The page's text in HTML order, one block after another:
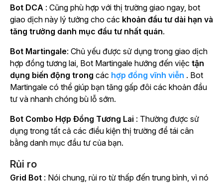
Bot DCA : Cũng phù hợp với thị trường giao ngay, bot
giao dịch này lý tưởng cho các khoản đầu tư dài hạn và
tăng trưởng danh mục đầu tư nhất quán.
Bot Martingale: Chủ yếu được sử dụng trong giao dịch
hợp đồng tương lai, Bot Martingale hướng đến việc tận
dụng biến động trong các hợp đồng vĩnh viễn . Bot
Martingale có thể giúp bạn tăng gấp đôi các khoản đầu
tư và nhanh chóng bù lỗ sớm.
Bot Combo Hợp Đồng Tương Lai : Thường được sử
dụng trong tất cả các điều kiện thị trường để tái cân
bằng danh mục đầu tư của bạn.
Rủi ro
Grid Bot : Nói chung, rủi ro từ thấp đến trung bình, vì nó